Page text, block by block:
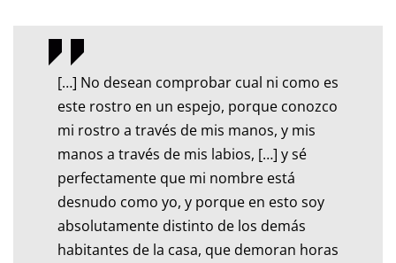
[…] No desean comprobar cual ni como es
este rostro en un espejo, porque conozco
mi rostro a través de mis manos, y mis
manos a través de mis labios, […] y sé
perfectamente que mi nombre está
desnudo como yo, y porque en esto soy
absolutamente distinto de los demás
habitantes de la casa, que demoran horas